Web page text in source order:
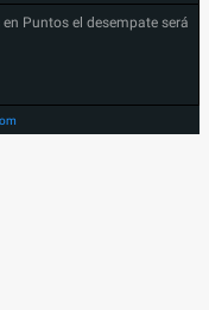
Puntos el desempate será